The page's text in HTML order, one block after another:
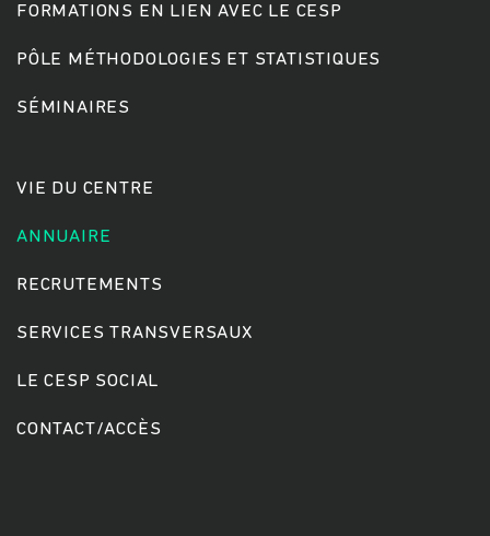
FORMATIONS EN LIEN AVEC LE CESP
PÔLE MÉTHODOLOGIES ET STATISTIQUES
SÉMINAIRES
VIE DU CENTRE
ANNUAIRE
RECRUTEMENTS
SERVICES TRANSVERSAUX
LE CESP SOCIAL
CONTACT/ACCÈS